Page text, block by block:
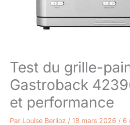
Test du grille-
Gastroback
et performance
Par Louise Berlioz / 18 mars 2026 / 6